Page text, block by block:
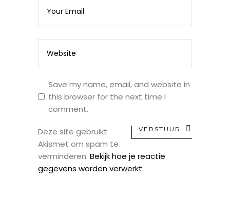
Save my name, email, and website in
this browser for the next time I
comment.
VERSTUUR
Deze site gebruikt
Akismet om spam te
verminderen. Bekijk hoe je reactie
gegevens worden verwerkt.